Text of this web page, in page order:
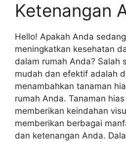
Ketenangan
Hello! Apakah Anda
meningkatkan kesehatan
dalam rumah Anda? Salah
mudah dan efektif adalah
menambahkan tanaman
rumah Anda. Tanaman
memberikan keindahan
memberikan berbagai
dan ketenangan Anda.